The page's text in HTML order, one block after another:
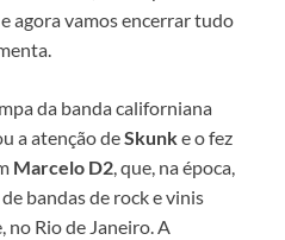
agora vamos encerrar tudo
da banda californiana
a atenção deSkunke o fez
Marcelo D2 , que, na época,
bandas de rock e vinis
Rio de Janeiro. A